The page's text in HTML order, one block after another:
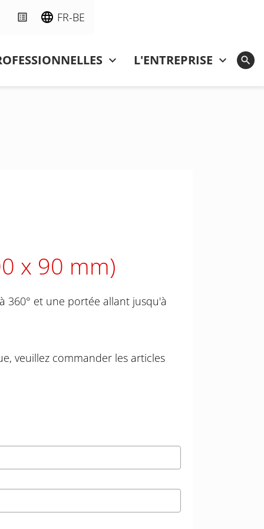
FR-BE
L'ENTREPRISE
x 90 mm)
360° et une portée allant jusqu'à
veuillez commander les articles